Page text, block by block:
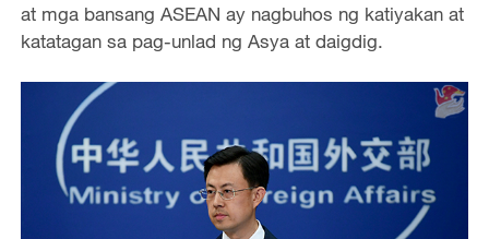
at mga bansang ASEAN ay nagbuhos ng katiyakan at
katatagan sa pag-unlad ng Asya at daigdig.